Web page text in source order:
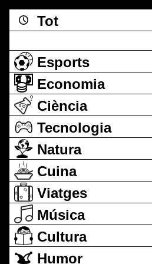
Tot
Esports
Economia
Ciència
Tecnologia
Natura
Cuina
Viatges
Música
Cultura
Humor